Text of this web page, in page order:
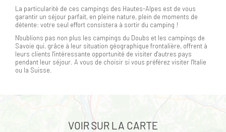
La particularité de ces campings des Hautes-Alpes est de vous
garantir un séjour parfait, en pleine nature, plein de moments de
détente: votre seul effort consistera à sortir du camping !
N'oublions pas non plus les campings du Doubs et les campings de
Savoie qui, grâce à leur situation géographique frontalière, offrent à
leurs clients l'intéressante opportunité de visiter d'autres pays
pendant leur séjour. A vous de choisir si vous préférez visiter l'Italie
ou la Suisse.
VOIR SUR LA CARTE